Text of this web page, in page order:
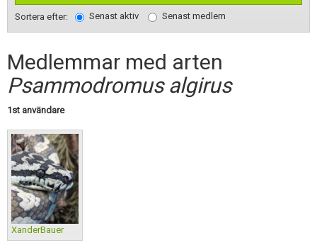
Sortera efter: Senast aktiv Senast medlem
Medlemmar med arten
Psammodromus algirus
1st användare
XanderBauer
Terms of Service
Skapa konto